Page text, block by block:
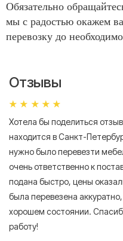
Обязательно
мы с радостью окажем
перевозку до
Отзывы
Хотела бы поделиться
находится в Санкт-
нужно было перевезти
очень ответственно к
подана быстро, цены
была перевезена
хорошем состоянии.
работу!